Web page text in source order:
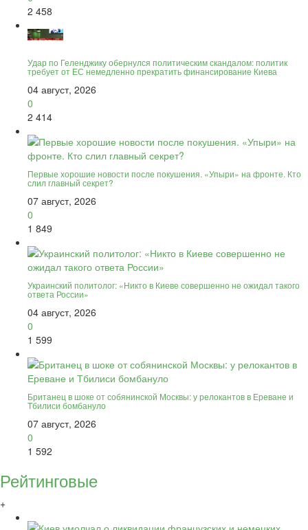
2 458
Удар по Геленджику обернулся политическим скандалом: политик
требует от ЕС немедленно прекратить финансирование Киева
04 август, 2026
0
2 414
Первые хорошие новости после покушения. «Упыри» на фронте. Кто
слил главный секрет?
07 август, 2026
0
1 849
Украинский политолог: «Никто в Киеве совершенно не ожидал такого
ответа России»
04 август, 2026
0
1 599
Британец в шоке от собянинской Москвы: у релокантов в Ереване и
Тбилиси бомбануло
07 август, 2026
0
1 592
Рейтинговые
+